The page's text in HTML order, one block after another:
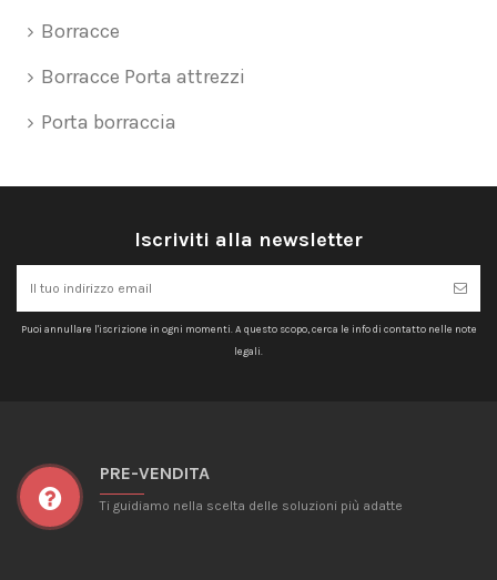
Borracce
Borracce Porta attrezzi
Porta borraccia
Iscriviti alla newsletter
Puoi annullare l'iscrizione in ogni momenti. A questo scopo, cerca le info di contatto nelle note
legali.
PRE-VENDITA
Ti guidiamo nella scelta delle soluzioni più adatte